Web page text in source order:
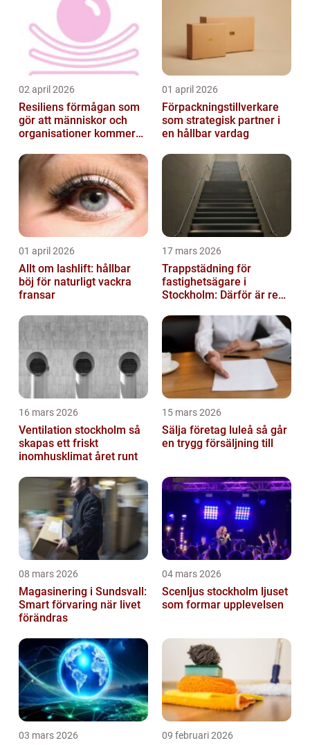
02 april 2026
Resiliens förmågan som
gör att människor och
organisationer kommer
01 april 2026
Förpackningstillverkare
som strategisk partner i
en hållbar vardag
01 april 2026
Allt om lashlift: hållbar
böj för naturligt vackra
fransar
17 mars 2026
Trappstädning för
fastighetsägare i
Stockholm: Därför är rena
investering
16 mars 2026
Ventilation stockholm så
skapas ett friskt
inomhusklimat året runt
15 mars 2026
Sälja företag luleå så går
en trygg försäljning till
08 mars 2026
Magasinering i Sundsvall:
Smart förvaring när livet
förändras
04 mars 2026
Scenljus stockholm ljuset
som formar upplevelsen
03 mars 2026 09 februari 2026